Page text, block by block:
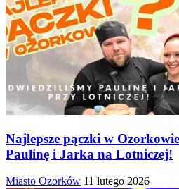
Najlepsze pączki w
Paulinę i Jarka na Lotniczej!
Miasto Ozorków 11 lutego 2026